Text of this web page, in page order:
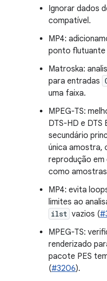
Ignorar dados
compatível.
MP4:
ponto flutuante
Matroska:
para entradas
uma faixa.
MPEG-TS:
DTS-HD e DTS
secundário
única amostra,
reprodução em
como
MP4: evita
limites ao
ilst vazios (
MPEG-TS:
renderizado
pacote PES
(#3206).